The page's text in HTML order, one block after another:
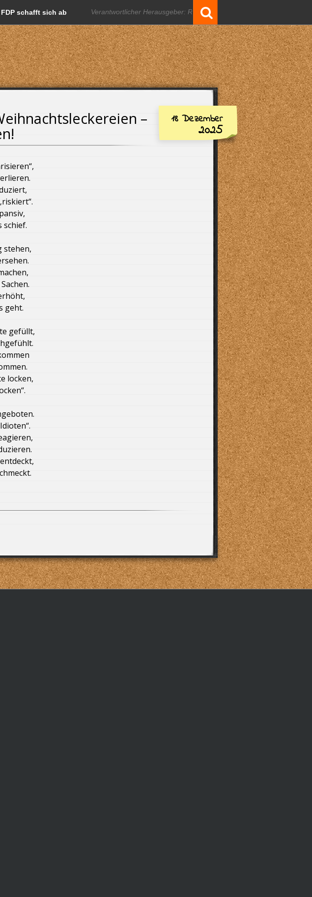
FDP schafft sich ab
mit Foodporn
wegen der
an die Macht
in Bremen
Klimawandel
Galgo
my ass“
Suchergebnisse
für:
18 Dezember
2025
–
schief.
stehen,
geht.
gefüllt,
locken,